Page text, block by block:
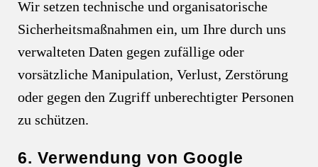
Wir setzen technische und organisatorische
Sicherheitsmaßnahmen ein, um Ihre durch uns
verwalteten Daten gegen zufällige oder
vorsätzliche Manipulation, Verlust, Zerstörung
oder gegen den Zugriff unberechtigter Personen
zu schützen.
6. Verwendung von Google